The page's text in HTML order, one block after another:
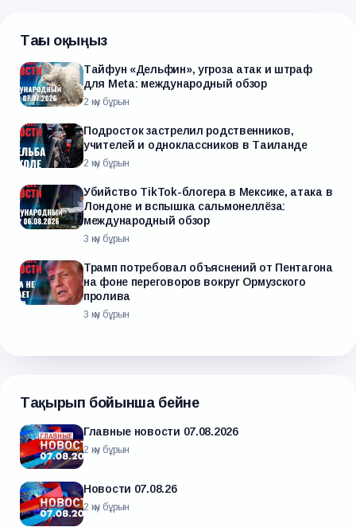
Тағы оқыңыз
Тайфун «Дельфин», угроза атак и штраф
для Meta: международный обзор
2 күн бұрын
Подросток застрелил родственников,
учителей и одноклассников в Таиланде
2 күн бұрын
Убийство TikTok-блогера в Мексике, атака в
Лондоне и вспышка сальмонеллёза:
международный обзор
3 күн бұрын
Трамп потребовал объяснений от Пентагона
на фоне переговоров вокруг Ормузского
пролива
3 күн бұрын
Тақырып бойынша бейне
Главные новости 07.08.2026
2 күн бұрын
Новости 07.08.26
2 күн бұрын